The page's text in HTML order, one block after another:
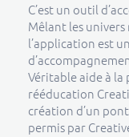
C’est un outil
Mêlant les univers
l’application est
Véritable aide à
rééducation
création d’un
permis par